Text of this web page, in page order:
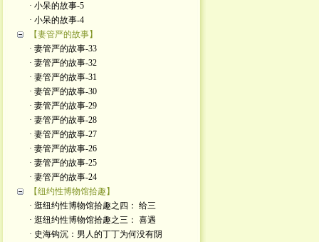
· 小呆的故事-5
· 小呆的故事-4
【妻管严的故事】
· 妻管严的故事-33
· 妻管严的故事-32
· 妻管严的故事-31
· 妻管严的故事-30
· 妻管严的故事-29
· 妻管严的故事-28
· 妻管严的故事-27
· 妻管严的故事-26
· 妻管严的故事-25
· 妻管严的故事-24
【纽约性博物馆拾趣】
· 逛纽约性博物馆拾趣之四： 给三
· 逛纽约性博物馆拾趣之三： 喜遇
· 史海钩沉：男人的丁丁为何没有阴